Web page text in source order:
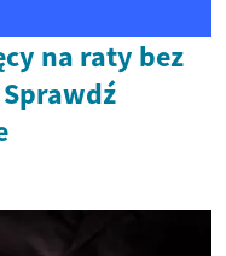
na raty bez